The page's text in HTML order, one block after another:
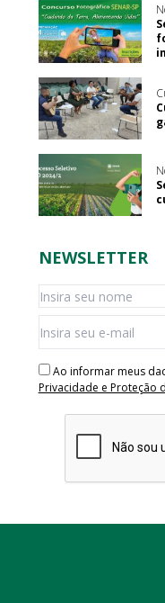
NEWSLETTER
Ao informar meus
Privacidade e Proteção